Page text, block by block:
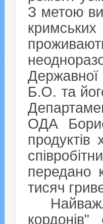
З метою
Державної
Б.О. та
ОДА
передано
тисяч